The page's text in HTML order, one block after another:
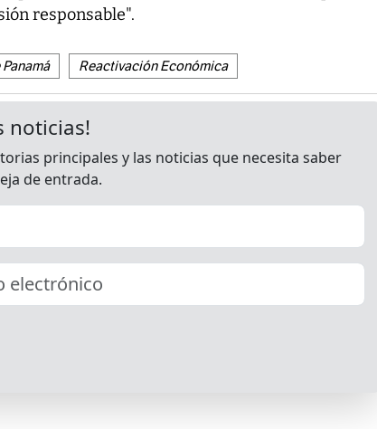
responsable".
Reactivación Económica